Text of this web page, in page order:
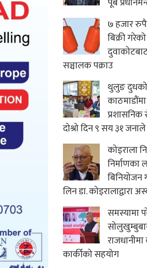
७ हजार
बिक्री
सञ्चालक पक्राउ
थुलुङ
प्रशासनिक
दोश्रो दिन ९ सय ३१
कोइराला
निर्माणका
बिनियोजन
लिन डा. कोइरालाद्वारा
समस्यामा
कार्कीको सहयोग